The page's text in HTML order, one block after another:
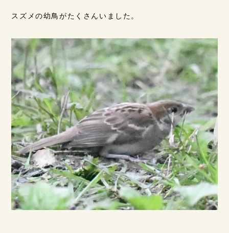
スズメの幼鳥がたくさんいました。